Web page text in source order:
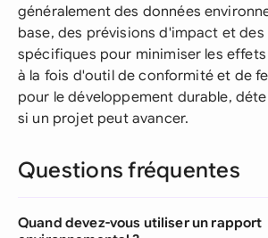
généralement des données
base, des prévisions d'impact et des
spécifiques pour minimiser les
à la fois d'outil de conformité et de
pour le développement durable,
si un projet peut avancer.
Questions fréquentes
Quand devez-vous utiliser un rapport